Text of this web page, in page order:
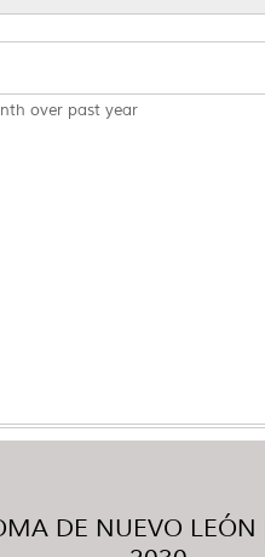
over past year
DE NUEVO